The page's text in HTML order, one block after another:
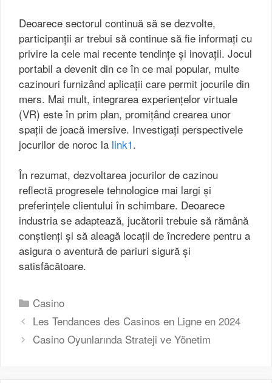
Deoarece sectorul continuă să se dezvolte,
participanții ar trebui să continue să fie informați cu
privire la cele mai recente tendințe și inovații. Jocul
portabil a devenit din ce în ce mai popular, multe
cazinouri furnizând aplicații care permit jocurile din
mers. Mai mult, integrarea experiențelor virtuale
(VR) este în prim plan, promițând crearea unor
spații de joacă imersive. Investigați perspectivele
jocurilor de noroc la link1.
În rezumat, dezvoltarea jocurilor de cazinou
reflectă progresele tehnologice mai largi și
preferințele clientului în schimbare. Deoarece
industria se adaptează, jucătorii trebuie să rămână
conștienți și să aleagă locații de încredere pentru a
asigura o aventură de pariuri sigură și
satisfăcătoare.
Danh
mục
Casino
Les Tendances des Casinos en Ligne en 2024
Casino Oyunlarında Strateji ve Yönetim